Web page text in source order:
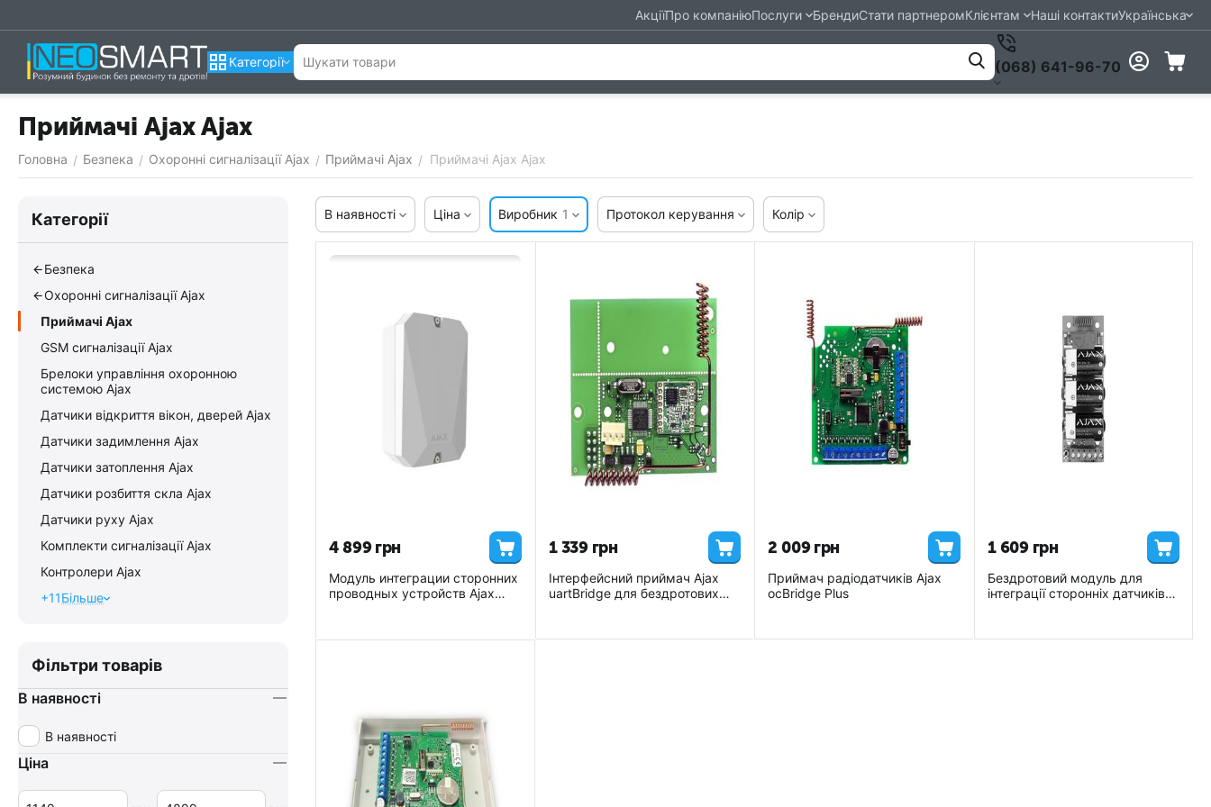
АкціїПро компаніюПослуги БрендиСтати партнеромКлієнтам Наші контактиУкраїнська
Категорії (068) 641-96-70
Приймачі Ajax Ajax
Головна / Безпека / Охоронні сигналізації Ajax / Приймачі Ajax / Приймачі Ajax Ajax
В наявності Ціна Виробник 1 Протокол керування Колір
4 899 грн
Модуль интеграции сторонних
проводных устройств Ajax
1 339 грн
Інтерфейсний приймач Ajax
uartBridge для бездротових
2 009 грн
Приймач радіодатчиків Ajax
ocBridge Plus
1 609 грн
Бездротовий модуль для
інтеграції сторонніх датчиків
Категорії
Безпека
Охоронні сигналізації Ajax
Приймачі Ajax
GSM сигналізації Ajax
Брелоки управління охоронною
системою Ajax
Датчики відкриття вікон, дверей Ajax
Датчики задимлення Ajax
Датчики затоплення Ajax
Датчики розбиття скла Ajax
Датчики руху Ajax
Комплекти сигналізації Ajax
Контролери Ajax
+11Більше
Фільтри товарів
В наявності
В наявності
Ціна